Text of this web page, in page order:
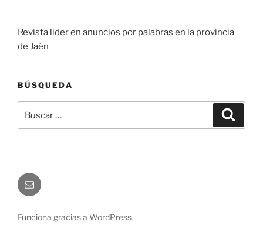
Revista lider en anuncios por palabras en la provincia
de Jaén
BÚSQUEDA
por:
Correo
electrónico
Funciona gracias a WordPress